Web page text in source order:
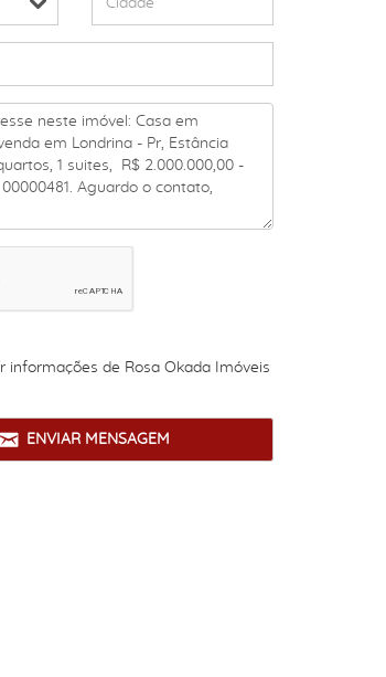
informações de Rosa Okada Imóveis
ENVIAR MENSAGEM